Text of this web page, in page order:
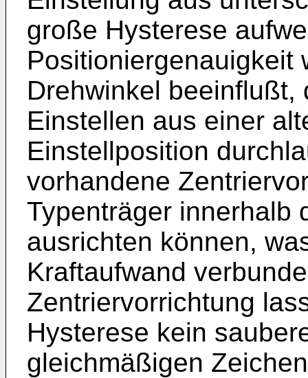
große Hysterese
Positioniergenauigkeit
Drehwinkel beeinflußt,
Einstellen aus einer
Einstellposition
vorhandene
Typenträger innerhalb
ausrichten können,
Kraftaufwand
Zentriervorrichtung
Hysterese kein
gleichmäßigen